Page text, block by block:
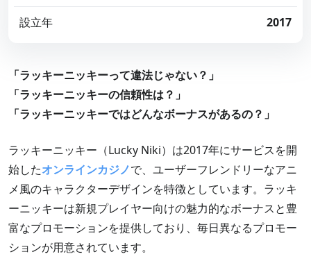
スコア
カスタマーサポート
5
ライセンス・安全性
5
デザイン・使いやすさ
4
設立年 2017
「ラッキーニッキーって違法じゃない？」
「ラッキーニッキーの信頼性は？」
「ラッキーニッキーではどんなボーナスがあるの？」
ラッキーニッキー（Lucky Niki）は2017年にサービスを開
始したオンラインカジノで、ユーザーフレンドリーなアニ
メ風のキャラクターデザインを特徴としています。ラッキ
ーニッキーは新規プレイヤー向けの魅力的なボーナスと豊
富なプロモーションを提供しており、毎日異なるプロモー
ションが用意されています。